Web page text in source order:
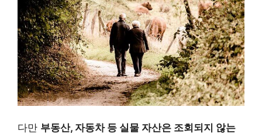
다만 부동산, 자동차 등 실물 자산은 조회되지 않는